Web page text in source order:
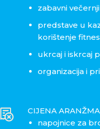
zabavni
predstave u
korištenje
ukrcaj i iskrcaj
organizacija i
CIJENA
napojnice za